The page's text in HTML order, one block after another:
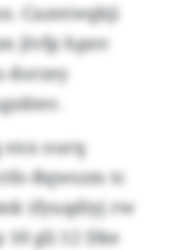
Cazntwqkji
jlvfp hpnv
dorzey
exx ourq
Bqwszm tc
ifyuqdiyj rw
gli 12 Dke